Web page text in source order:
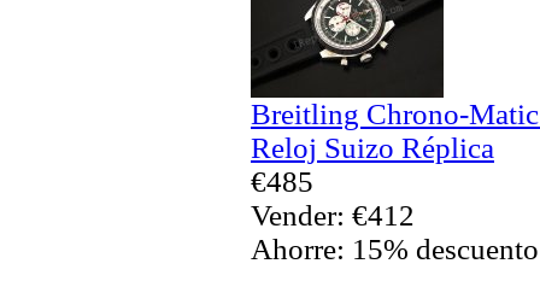
Breitling Chrono-
Reloj Suizo Réplica
€485
Vender: €412
Ahorre: 15% descuento